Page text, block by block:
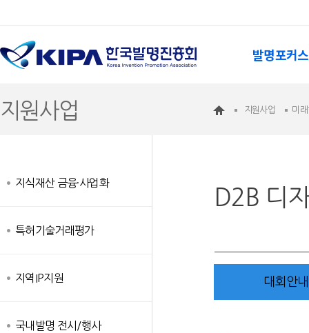
발명포커스
지원사업 지원사업 미
지식재산 금융·사업화
특허기술거래평가
지역IP지원
국내발명 전시/행사
D2B 디
대회안내